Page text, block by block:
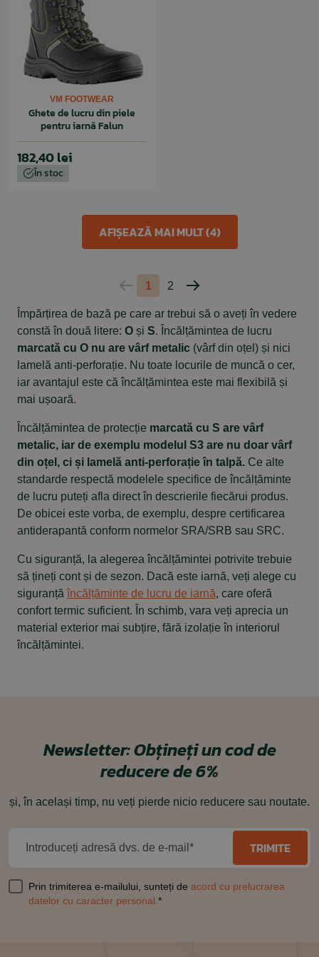
VM FOOTWEAR
Ghete de lucru din piele
pentru iarnă Falun
182,40 lei
În stoc
Pagina
anterioară
1 2
Pagina
următoare
AFIȘEAZĂ MAI MULT (4)
Împărțirea de bază pe care ar trebui să o aveți în vedere
constă în două litere: O și S. Încălțămintea de lucru
marcată cu O nu are vârf metalic (vârf din oțel) și nici
lamelă anti-perforație. Nu toate locurile de muncă o cer,
iar avantajul este că încălțămintea este mai flexibilă și
mai ușoară.
Încălțămintea de protecție marcată cu S are vârf
metalic, iar de exemplu modelul S3 are nu doar vârf
din oțel, ci și lamelă anti-perforație în talpă. Ce alte
standarde respectă modelele specifice de încălțăminte
de lucru puteți afla direct în descrierile fiecărui produs.
De obicei este vorba, de exemplu, despre certificarea
antiderapantă conform normelor SRA/SRB sau SRC.
Cu siguranță, la alegerea încălțămintei potrivite trebuie
să țineți cont și de sezon. Dacă este iarnă, veți alege cu
siguranță încălțăminte de lucru de iarnă, care oferă
confort termic suficient. În schimb, vara veți aprecia un
material exterior mai subțire, fără izolație în interiorul
încălțămintei.
Newsletter:Obțineți un cod de
reducere de 6%
și, în același timp, nu veți pierde nicio reducere sau noutate.
Introduceți adresă dvs. de e-mail* TRIMITE
Prin trimiterea e-mailului, sunteți de acord cu prelucrarea
datelor cu caracter personal. *